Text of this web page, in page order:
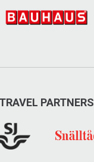
TRAVEL PARTNERS